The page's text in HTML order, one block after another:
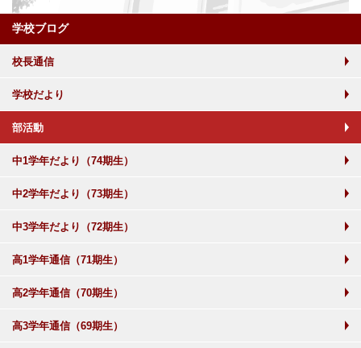
学校ブログ
校長通信
学校だより
部活動
中1学年だより（74期生）
中2学年だより（73期生）
中3学年だより（72期生）
高1学年通信（71期生）
高2学年通信（70期生）
高3学年通信（69期生）